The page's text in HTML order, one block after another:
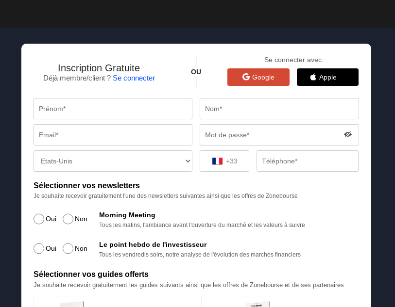
Inscription Gratuite
Déjà membre/client ? Se connecter
OU
Se connecter avec
Google Apple
+33
Sélectionner vos newsletters
Je souhaite recevoir gratuitement l'une des newsletters suivantes ainsi que les offres de Zonebourse
Oui Non Morning Meeting
Tous les matins, l'ambiance avant l'ouverture du marché et les valeurs à suivre
Oui Non Le point hebdo de l'investisseur
Tous les vendredis soirs, notre analyse de l'évolution des marchés financiers
Sélectionner vos guides offerts
Je souhaite recevoir gratuitement les guides suivants ainsi que les offres de Zonebourse et de ses partenaires